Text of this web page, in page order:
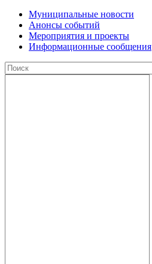
Муниципальные новости
Анонсы событий
Мероприятия и проекты
Информационные сообщения